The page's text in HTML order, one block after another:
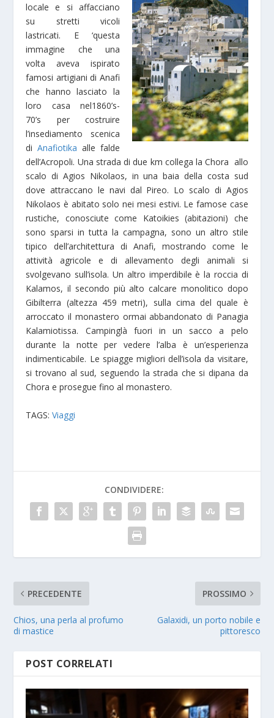
locale e si affacciano
su stretti vicoli
lastricati. E ‘questa
immagine che una
volta aveva ispirato
famosi artigiani di Anafi
che hanno lasciato la
loro casa nel1860’s-
70’s per costruire
l’insediamento scenica
diAnafiotika alle falde
dell’Acropoli. Una strada di due km collega la Chora allo
scalo di Agios Nikolaos, in una baia della costa sud
dove attraccano le navi dal Pireo. Lo scalo di Agios
Nikolaos è abitato solo nei mesi estivi. Le famose case
rustiche, conosciute come Katoikies (abitazioni) che
sono sparsi in tutta la campagna, sono un altro stile
tipico dell’architettura di Anafi, mostrando come le
attività agricole e di allevamento degli animali si
svolgevano sull’isola. Un altro imperdibile è la roccia di
Kalamos, il secondo più alto calcare monolitico dopo
Gibilterra (altezza 459 metri), sulla cima del quale è
arroccato il monastero ormai abbandonato di Panagia
Kalamiotissa. Campinglà fuori in un sacco a pelo
durante la notte per vedere l’alba è un’esperienza
indimenticabile. Le spiagge migliori dell’isola da visitare,
si trovano al sud, seguendo la strada che si dipana da
Chora e prosegue fino al monastero.
TAGS:Viaggi
CONDIVIDERE:
PRECEDENTE
Chios, una perla al profumo
di mastice
PROSSIMO
Galaxidi, un porto nobile e
pittoresco
POST CORRELATI